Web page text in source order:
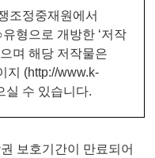
조정중재원에서
형으로 개방한 ‘저작
며 해당 저작물은
지
(http://www.k-
실 수 있습니다.
보호기간이 만료되어